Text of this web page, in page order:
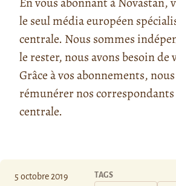
le seul média européen
centrale. Nous sommes
le rester, nous avons besoin de
Grâce à vos abonnements,
rémunérer nos correspondants
centrale.
5 octobre 2019 TAGS